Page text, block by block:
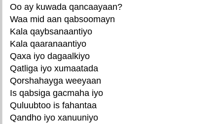
Oo ay kuwada qancaayaan?
Waa mid aan qabsoomayn
Kala qaybsanaantiyo
Kala qaaranaantiyo
Qaxa iyo dagaalkiyo
Qatliga iyo xumaatada
Qorshahayga weeyaan
Is qabsiga gacmaha iyo
Quluubtoo is fahantaa
Qandho iyo xanuuniyo